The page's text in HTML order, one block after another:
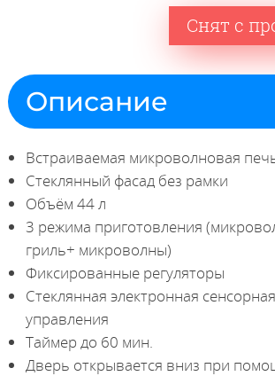
Снят с
Описание
Встраиваемая микроволновая
Стеклянный фасад без рамки
Объём 44 л
3 режима приготовления
гриль+ микроволны)
Фиксированные регуляторы
Стеклянная электронная
управления
Таймер до 60 мин.
Дверь открывается вниз при